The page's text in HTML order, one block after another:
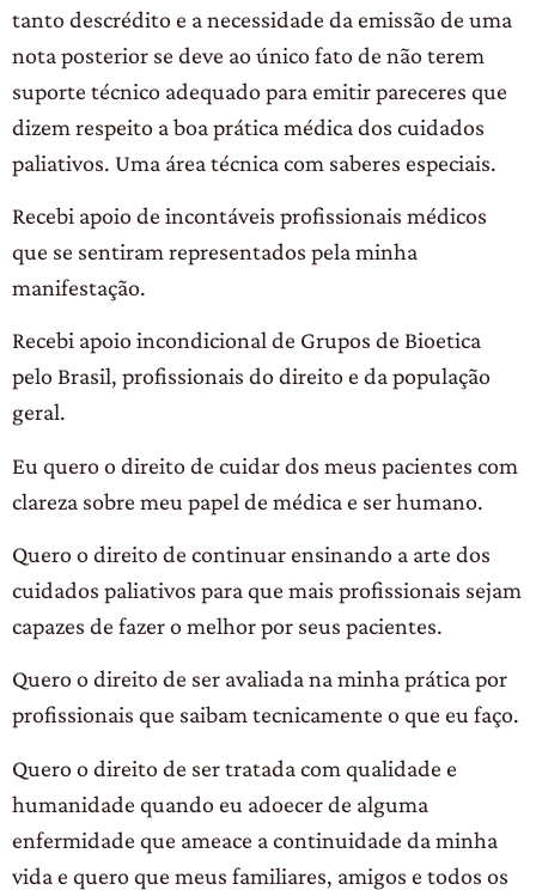
tanto descrédito e a necessidade da emissão de uma
nota posterior se deve ao único fato de não terem
suporte técnico adequado para emitir pareceres que
dizem respeito a boa prática médica dos cuidados
paliativos. Uma área técnica com saberes especiais.
Recebi apoio de incontáveis profissionais médicos
que se sentiram representados pela minha
manifestação.
Recebi apoio incondicional de Grupos de Bioetica
pelo Brasil, profissionais do direito e da população
geral.
Eu quero o direito de cuidar dos meus pacientes com
clareza sobre meu papel de médica e ser humano.
Quero o direito de continuar ensinando a arte dos
cuidados paliativos para que mais profissionais sejam
capazes de fazer o melhor por seus pacientes.
Quero o direito de ser avaliada na minha prática por
profissionais que saibam tecnicamente o que eu faço.
Quero o direito de ser tratada com qualidade e
humanidade quando eu adoecer de alguma
enfermidade que ameace a continuidade da minha
vida e quero que meus familiares, amigos e todos os